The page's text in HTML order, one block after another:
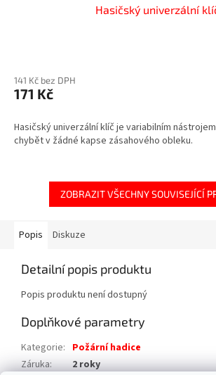
Hasičský univerzální
141 Kč bez DPH
171 Kč
Hasičský univerzální klíč je variabilním
chybět v žádné kapse zásahového obleku.
ZOBRAZIT VŠECHNY SOUVISEJÍCÍ
Popis Diskuze
Detailní popis produktu
Popis produktu není dostupný
Doplňkové parametry
Kategorie: Požární hadice
Záruka:
2 roky